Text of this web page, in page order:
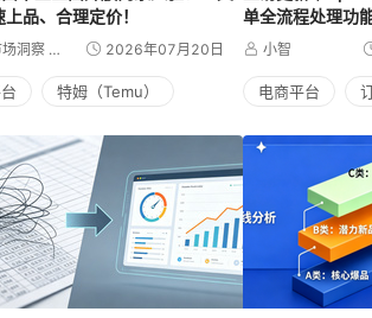
品、合理定价！
拉美市场洞察 Ethan 2026年07月20日
特姆（Temu）
单全流程处理功
土店铺订单
小智
电商平台